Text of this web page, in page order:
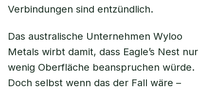
Verbindungen sind entzündlich.
Das australische Unternehmen Wyloo
Metals wirbt damit, dass Eagle’s Nest nur
wenig Oberfläche beanspruchen würde.
Doch selbst wenn das der Fall wäre –